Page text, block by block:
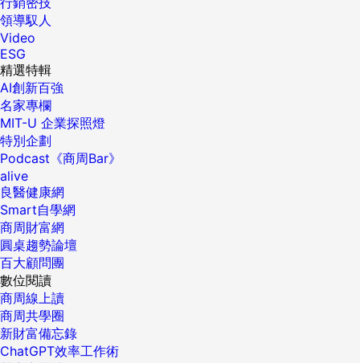
領導馭人
Video
ESG
精選特輯
AI創新百強
名家專欄
MIT-U 企業探照燈
特別企劃
Podcast《商周Bar》
alive
良醫健康網
Smart自學網
商周財富網
圓桌趨勢論壇
百大顧問團
數位閱讀
商周線上讀
商周共學圈
新財富備忘錄
ChatGPT效率工作術